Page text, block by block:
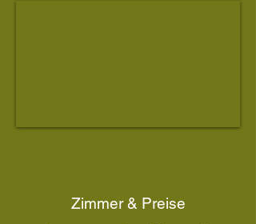
Zimmer & Preise